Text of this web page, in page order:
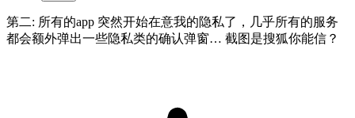
第二: 所有的app 突然开始在意我的隐私了，几乎所有的服务
都会额外弹出一些隐私类的确认弹窗… 截图是搜狐你能信？